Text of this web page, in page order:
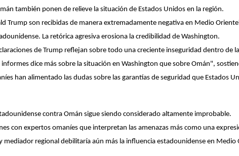
también ponen de relieve la situación de Estados Unidos en la región.
Trump son recibidas de manera extremadamente negativa en Medio
La retórica agresiva erosiona la credibilidad de Washington.
de Trump reflejan sobre todo una creciente inseguridad dentro de la
dice más sobre la situación en Washington que sobre Omán",
han alimentado las dudas sobre las garantías de seguridad que Estados
contra Omán sigue siendo considerado altamente improbable.
con expertos omaníes que interpretan las amenazas más como una
mediador regional debilitaría aún más la influencia estadounidense en Medio